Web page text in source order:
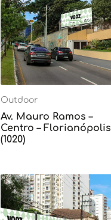
Outdoor
Av. Mauro Ramos –
Centro – Florianópolis
(1020)